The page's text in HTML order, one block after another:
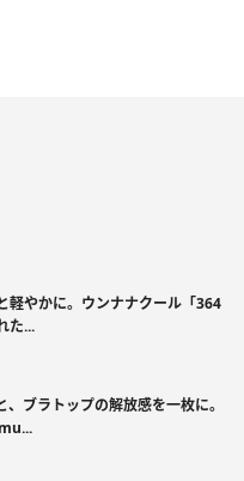
軽やかに。ウンナナクール「364
た...
、ブラトップの解放感を一枚に。